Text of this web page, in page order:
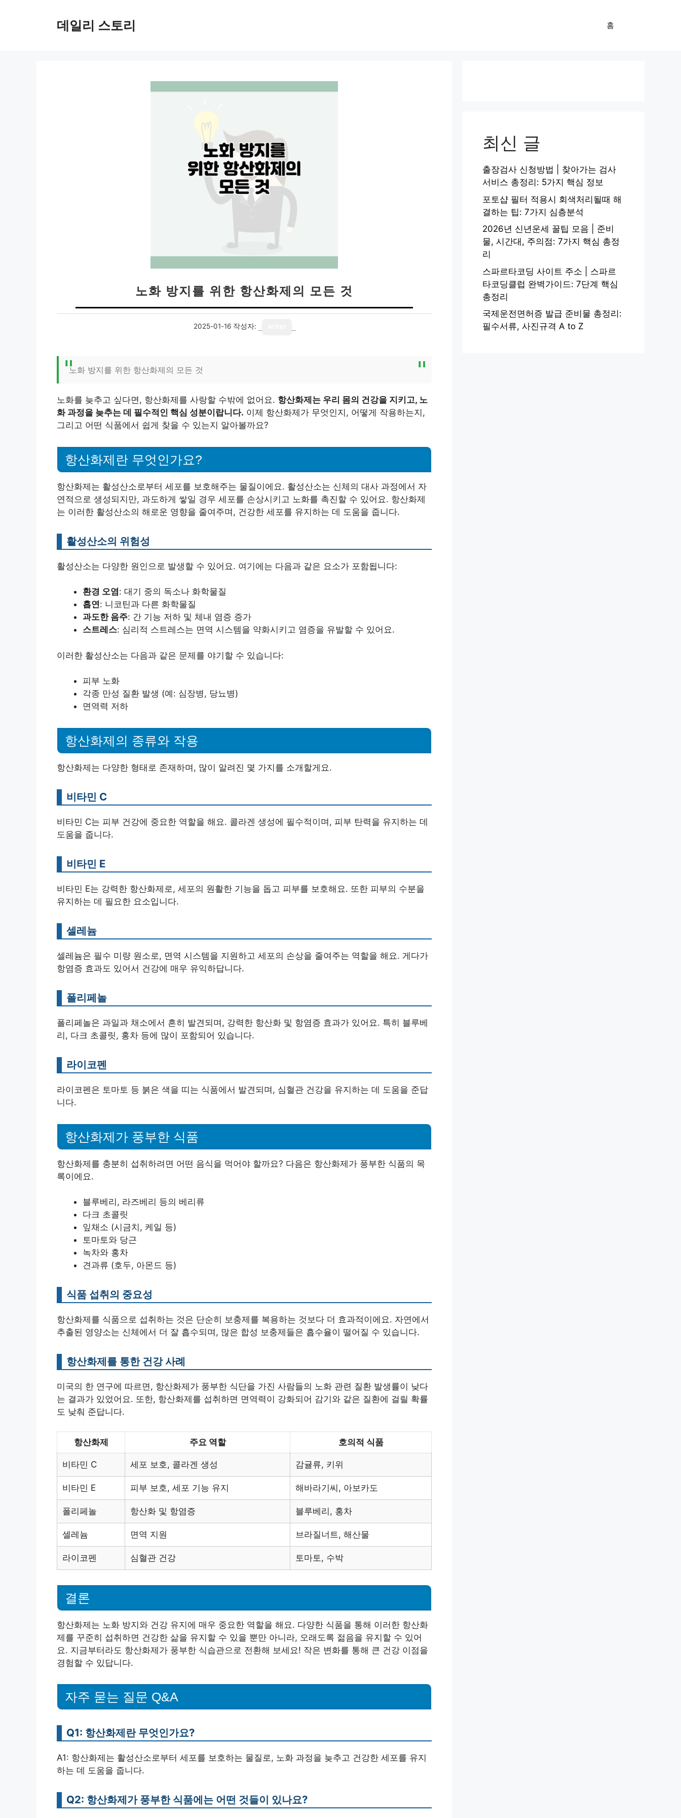
데일리 스토리 홈
노화 방지를 위한 항산화제의 모든 것
2025-01-16 작성자:
노화 방지를 위한 항산화제의 모든 것
노화를 늦추고 싶다면, 항산화제를 사랑할 수밖에 없어요. 항산화제는 우리 몸의 건강을 지키고, 노
화 과정을 늦추는 데 필수적인 핵심 성분이랍니다. 이제 항산화제가 무엇인지, 어떻게 작용하는지,
그리고 어떤 식품에서 쉽게 찾을 수 있는지 알아볼까요?
항산화제란 무엇인가요?
항산화제는 활성산소로부터 세포를 보호해주는 물질이에요. 활성산소는 신체의 대사 과정에서 자
연적으로 생성되지만, 과도하게 쌓일 경우 세포를 손상시키고 노화를 촉진할 수 있어요. 항산화제
는 이러한 활성산소의 해로운 영향을 줄여주며, 건강한 세포를 유지하는 데 도움을 줍니다.
활성산소의 위험성
활성산소는 다양한 원인으로 발생할 수 있어요. 여기에는 다음과 같은 요소가 포함됩니다:
환경 오염: 대기 중의 독소나 화학물질
흡연: 니코틴과 다른 화학물질
과도한 음주: 간 기능 저하 및 체내 염증 증가
스트레스: 심리적 스트레스는 면역 시스템을 약화시키고 염증을 유발할 수 있어요.
이러한 활성산소는 다음과 같은 문제를 야기할 수 있습니다:
피부 노화
각종 만성 질환 발생 (예: 심장병, 당뇨병)
면역력 저하
항산화제의 종류와 작용
항산화제는 다양한 형태로 존재하며, 많이 알려진 몇 가지를 소개할게요.
비타민 C
비타민 C는 피부 건강에 중요한 역할을 해요. 콜라겐 생성에 필수적이며, 피부 탄력을 유지하는 데
도움을 줍니다.
비타민 E
비타민 E는 강력한 항산화제로, 세포의 원활한 기능을 돕고 피부를 보호해요. 또한 피부의 수분을
유지하는 데 필요한 요소입니다.
셀레늄
셀레늄은 필수 미량 원소로, 면역 시스템을 지원하고 세포의 손상을 줄여주는 역할을 해요. 게다가
항염증 효과도 있어서 건강에 매우 유익하답니다.
폴리페놀
폴리페놀은 과일과 채소에서 흔히 발견되며, 강력한 항산화 및 항염증 효과가 있어요. 특히 블루베
리, 다크 초콜릿, 홍차 등에 많이 포함되어 있습니다.
라이코펜
라이코펜은 토마토 등 붉은 색을 띠는 식품에서 발견되며, 심혈관 건강을 유지하는 데 도움을 준답
니다.
항산화제가 풍부한 식품
항산화제를 충분히 섭취하려면 어떤 음식을 먹어야 할까요? 다음은 항산화제가 풍부한 식품의 목
록이에요.
블루베리, 라즈베리 등의 베리류
다크 초콜릿
잎채소 (시금치, 케일 등)
토마토와 당근
녹차와 홍차
견과류 (호두, 아몬드 등)
식품 섭취의 중요성
항산화제를 식품으로 섭취하는 것은 단순히 보충제를 복용하는 것보다 더 효과적이에요. 자연에서
추출된 영양소는 신체에서 더 잘 흡수되며, 많은 합성 보충제들은 흡수율이 떨어질 수 있습니다.
항산화제를 통한 건강 사례
미국의 한 연구에 따르면, 항산화제가 풍부한 식단을 가진 사람들의 노화 관련 질환 발생률이 낮다
는 결과가 있었어요. 또한, 항산화제를 섭취하면 면역력이 강화되어 감기와 같은 질환에 걸릴 확률
도 낮춰 준답니다.
항산화제 주요 역할 호의적 식품
비타민 C 세포 보호, 콜라겐 생성 감귤류, 키위
비타민 E 피부 보호, 세포 기능 유지 해바라기씨, 아보카도
폴리페놀 항산화 및 항염증 블루베리, 홍차
셀레늄 면역 지원 브라질너트, 해산물
라이코펜 심혈관 건강 토마토, 수박
결론
항산화제는 노화 방지와 건강 유지에 매우 중요한 역할을 해요. 다양한 식품을 통해 이러한 항산화
제를 꾸준히 섭취하면 건강한 삶을 유지할 수 있을 뿐만 아니라, 오래도록 젊음을 유지할 수 있어
요. 지금부터라도 항산화제가 풍부한 식습관으로 전환해 보세요! 작은 변화를 통해 큰 건강 이점을
경험할 수 있답니다.
자주 묻는 질문 Q&A
Q1: 항산화제란 무엇인가요?
A1: 항산화제는 활성산소로부터 세포를 보호하는 물질로, 노화 과정을 늦추고 건강한 세포를 유지
하는 데 도움을 줍니다.
Q2: 항산화제가 풍부한 식품에는 어떤 것들이 있나요?
최신 글
출장검사 신청방법 | 찾아가는 검사
서비스 총정리: 5가지 핵심 정보
포토샵 필터 적용시 회색처리될때 해
결하는 팁: 7가지 심층분석
2026년 신년운세 꿀팁 모음 | 준비
물, 시간대, 주의점: 7가지 핵심 총정
리
스파르타코딩 사이트 주소 | 스파르
타코딩클럽 완벽가이드: 7단계 핵심
총정리
국제운전면허증 발급 준비물 총정리:
필수서류, 사진규격 A to Z